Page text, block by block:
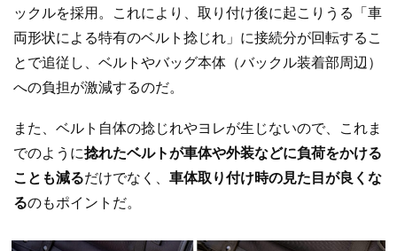
ックルを採用。これにより、取り付け後に起こりうる「車
両形状による特有のベルト捻じれ」に接続分が回転するこ
とで追従し、ベルトやバッグ本体（バックル装着部周辺）
への負担が激減するのだ。
また、ベルト自体の捻じれやヨレが生じないので、これま
でのように捻れたベルトが車体や外装などに負荷をかける
ことも減るだけでなく、 車体取り付け時の見た目が良くな
るのもポイントだ。